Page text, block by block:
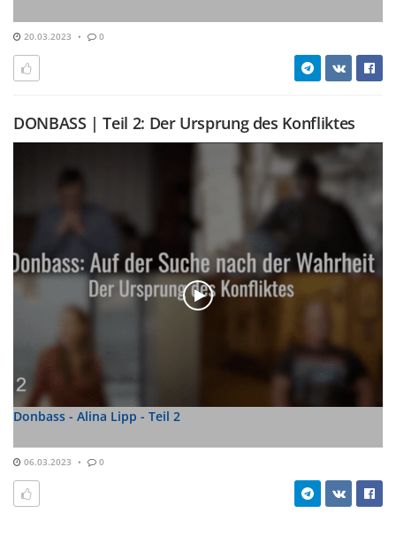
20.03.2023 0
DONBASS | Teil 2: Der Ursprung des Konfliktes
Donbass - Alina Lipp - Teil 2
06.03.2023 0